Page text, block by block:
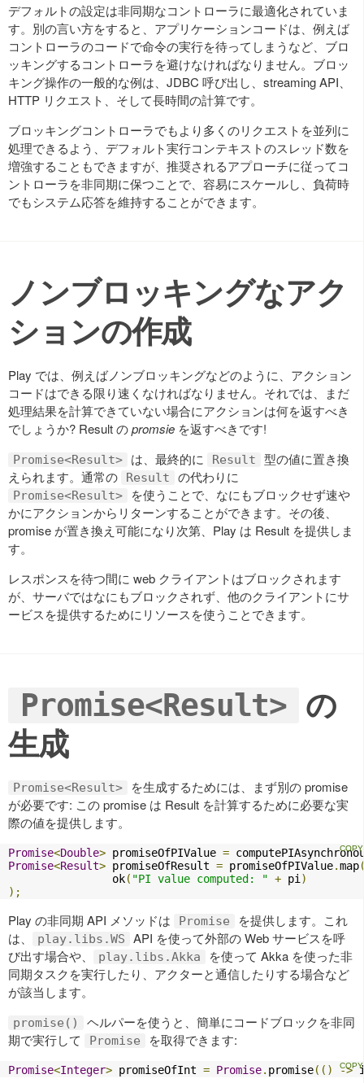
デフォルトの設定は非同期なコントローラに最適化されていま
す。別の言い方をすると、アプリケーションコードは、例えば
コントローラのコードで命令の実行を待ってしまうなど、ブロ
ッキングするコントローラを避けなければなりません。ブロッ
キング操作の一般的な例は、JDBC 呼び出し、streaming API、
HTTP リクエスト、そして長時間の計算です。
ブロッキングコントローラでもより多くのリクエストを並列に
処理できるよう、デフォルト実行コンテキストのスレッド数を
増強することもできますが、推奨されるアプローチに従ってコ
ントローラを非同期に保つことで、容易にスケールし、負荷時
でもシステム応答を維持することができます。
ノンブロッキングなアク
ションの作成
Play では、例えばノンブロッキングなどのように、アクション
コードはできる限り速くなければなりません。それでは、まだ
処理結果を計算できていない場合にアクションは何を返すべき
でしょうか? Result のpromsie を返すべきです!
Promise<Result> は、最終的に Result
型の値に置き換
えられます。通常の
Result の代わりに
Promise<Result>
を使うことで、なにもブロックせず速や
かにアクションからリターンすることができます。その後、
promise が置き換え可能になり次第、Play は Result を提供しま
す。
レスポンスを待つ間に web クライアントはブロックされます
が、サーバではなにもブロックされず、他のクライアントにサ
ービスを提供するためにリソースを使うことできます。
Promise<Result> の
生成
Promise<Result>
を生成するためには、まず別の promise
が必要です: この promise は Result を計算するために必要な実
際の値を提供します。
Promise<Double> promiseOfPIValue =
Promise<Result> promiseOfResult = promiseOfPIValue.map
                ok
( "PI value computed: " + pi)
);
Play の非同期 API メソッドは Promise
を提供します。これ
は、
play.libs.WS
API を使って外部の Web サービスを呼
び出す場合や、
play.libs.Akka
を使って Akka を使った非
同期タスクを実行したり、アクターと通信したりする場合など
が該当します。
promise()
ヘルパーを使うと、簡単にコードブロックを非同
期で実行して
Promise を取得できます:
Promise<Integer> promiseOfInt = Promise. promise(() ->